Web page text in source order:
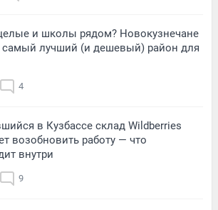
и школы рядом? Новокузнечане
самый лучший (и дешевый) район для
4
в Кузбассе склад Wildberries
возобновить работу — что
внутри
9